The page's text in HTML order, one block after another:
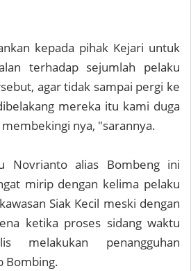
kepada pihak Kejari untuk
terhadap sejumlah pelaku
agar tidak sampai pergi ke
mereka itu kami duga
nya, "sarannya.
Novrianto alias Bombeng ini
mirip dengan kelima pelaku
Siak Kecil meski dengan
ketika proses sidang waktu
melakukan penangguhan
Bombing.